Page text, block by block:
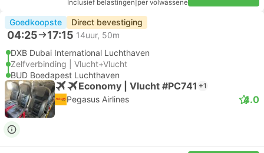
Inclusief belastingen per volwassene
Goedkoopste Direct bevestiging
04:25 17:15 14uur, 50m
DXB Dubai International Luchthaven
Zelfverbinding | Vlucht+Vlucht
BUD Boedapest Luchthaven
Economy | Vlucht #PC741 +1
Pegasus Airlines 4.0